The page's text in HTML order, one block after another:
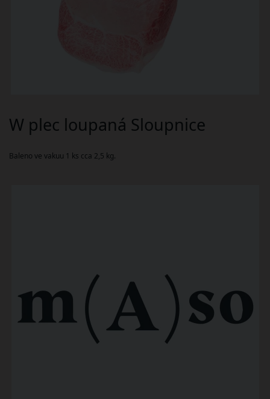
Baleno ve vakuu 1 ks cca 2,5 kg.
W plec loupaná Sloupnice